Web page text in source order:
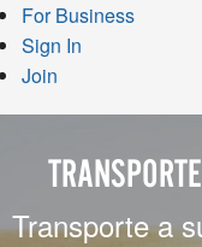
For Business
Sign In
Join
Transporte a